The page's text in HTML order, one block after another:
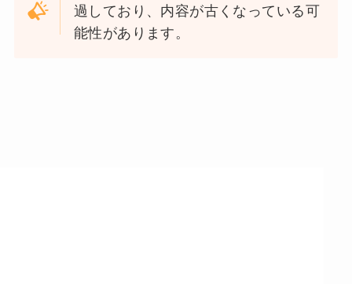
過しており、内容が古くなっている可
能性があります。